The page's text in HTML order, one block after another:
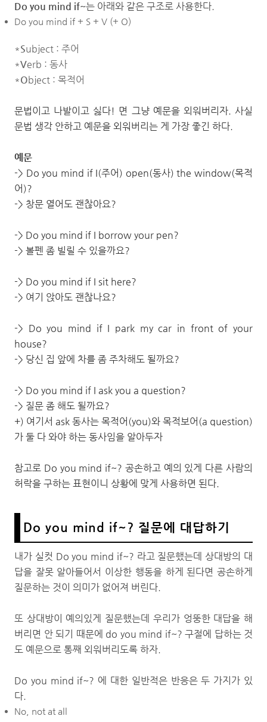
Do you mind if~는 아래와 같은 구조로 사용한다.
Do you mind if + S + V (+ O)
*Subject : 주어
*Verb : 동사
*Object : 목적어
문법이고 나발이고 싫다! 면 그냥 예문을 외워버리자. 사실
문법 생각 안하고 예문을 외워버리는 게 가장 좋긴 하다.
예문
-> Do you mind if I(주어) open(동사) the window(목적
어)?
-> 창문 열어도 괜찮아요?
-> Do you mind if I borrow your pen?
-> 볼펜 좀 빌릴 수 있을까요?
-> Do you mind if I sit here?
-> 여기 앉아도 괜찮나요?
-> Do you mind if I park my car in front of your
house?
-> 당신 집 앞에 차를 좀 주차해도 될까요?
-> Do you mind if I ask you a question?
-> 질문 좀 해도 될까요?
+) 여기서 ask 동사는 목적어(you)와 목적보어(a question)
가 둘 다 와야 하는 동사임을 알아두자
참고로 Do you mind if~? 공손하고 예의 있게 다른 사람의
허락을 구하는 표현이니 상황에 맞게 사용하면 된다.
Do you mind if~? 질문에 대답하기
내가 실컷 Do you mind if~? 라고 질문했는데 상대방의 대
답을 잘못 알아들어서 이상한 행동을 하게 된다면 공손하게
질문하는 것이 의미가 없어져 버린다.
또 상대방이 예의있게 질문했는데 우리가 엉뚱한 대답을 해
버리면 안 되기 때문에 do you mind if~? 구절에 답하는 것
도 예문으로 통째 외워버리도록 하자.
Do you mind if~? 에 대한 일반적은 반응은 두 가지가 있
다.
No, not at all